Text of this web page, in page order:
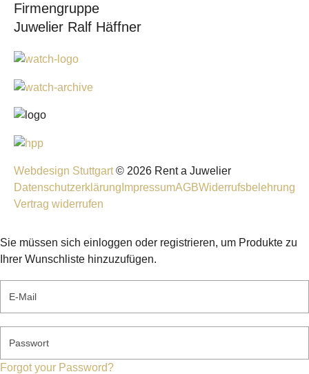
Firmengruppe
Juwelier Ralf Häffner
Webdesign Stuttgart © 2026 Rent a Juwelier
Datenschutzerklärung ImpressumAGBWiderrufsbelehrung
Vertrag widerrufen
Sie müssen sich einloggen oder registrieren, um Produkte zu
Ihrer Wunschliste hinzuzufügen.
E-Mail
Passwort
Forgot your Password?